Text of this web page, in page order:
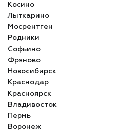
Косино
Лыткарино
Мосрентген
Родники
Софьино
Фряново
Новосибирск
Краснодар
Красноярск
Владивосток
Пермь
Воронеж